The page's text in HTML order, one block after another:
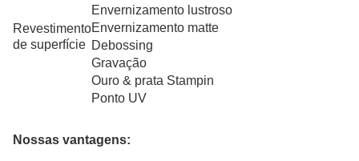
Revestimento
de superfície
Envernizamento lustroso
Envernizamento matte
Debossing
Gravação
Ouro & prata Stampin
Ponto UV
Nossas vantagens: